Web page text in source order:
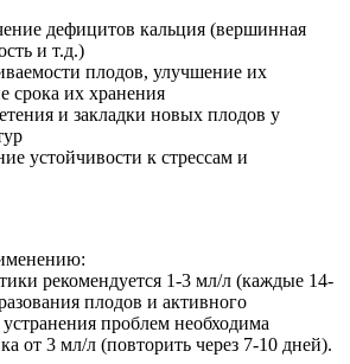
дефицитов кальция (вершинная
и т.д.)
плодов, улучшение их
срока их хранения
и закладки новых плодов у
устойчивости к стрессам и
рекомендуется 1-3 мл/л (каждые 14-
плодов и активного
проблем необходима
от 3 мл/л (повторить через 7-10 дней).